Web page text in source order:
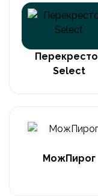
Select
МожПирог